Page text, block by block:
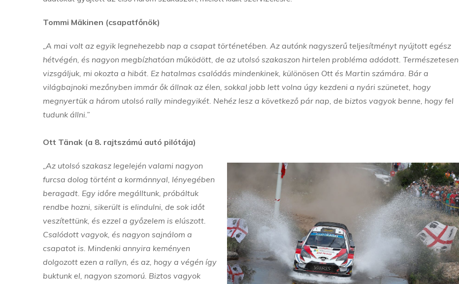
Tommi Mäkinen (csapatfőnök)
„A mai volt az egyik legnehezebb nap a csapat történetében. Az autónk nagyszerű teljesítményt nyújtott egész
hétvégén, és nagyon megbízhatóan működött, de az utolsó szakaszon hirtelen probléma adódott. Természetesen
vizsgáljuk, mi okozta a hibát. Ez hatalmas csalódás mindenkinek, különösen Ott és Martin számára. Bár a
világbajnoki mezőnyben immár ők állnak az élen, sokkal jobb lett volna úgy kezdeni a nyári szünetet, hogy
megnyertük a három utolsó rally mindegyikét. Nehéz lesz a következő pár nap, de biztos vagyok benne, hogy fel
tudunk állni.”
Ott Tänak (a 8. rajtszámú autó pilótája)
„Az utolsó szakasz legelején valami nagyon
furcsa dolog történt a kormánnyal, lényegében
beragadt. Egy időre megálltunk, próbáltuk
rendbe hozni, sikerült is elindulni, de sok időt
veszítettünk, és ezzel a győzelem is elúszott.
Csalódott vagyok, és nagyon sajnálom a
csapatot is. Mindenki annyira keményen
dolgozott ezen a rallyn, és az, hogy a végén így
buktunk el, nagyon szomorú. Biztos vagyok